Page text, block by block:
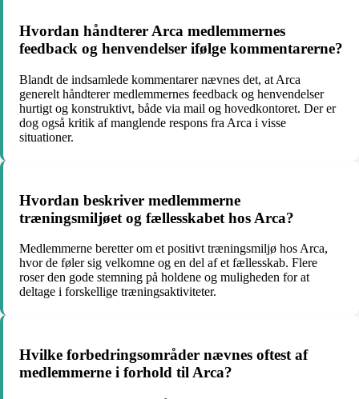
Hvordan håndterer Arca medlemmernes
feedback og henvendelser ifølge kommentarerne?
Blandt de indsamlede kommentarer nævnes det, at Arca
generelt håndterer medlemmernes feedback og henvendelser
hurtigt og konstruktivt, både via mail og hovedkontoret. Der er
dog også kritik af manglende respons fra Arca i visse
situationer.
Hvordan beskriver medlemmerne
træningsmiljøet og fællesskabet hos Arca?
Medlemmerne beretter om et positivt træningsmiljø hos Arca,
hvor de føler sig velkomne og en del af et fællesskab. Flere
roser den gode stemning på holdene og muligheden for at
deltage i forskellige træningsaktiviteter.
Hvilke forbedringsområder nævnes oftest af
medlemmerne i forhold til Arca?